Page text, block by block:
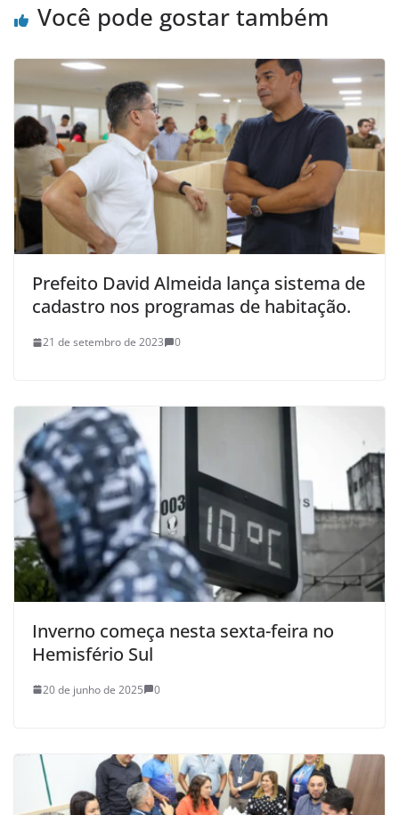
Você pode gostar também
Prefeito David Almeida lança sistema de
cadastro nos programas de habitação.
21 de setembro de 2023 0
Inverno começa nesta sexta-feira no
Hemisfério Sul
20 de junho de 2025 0